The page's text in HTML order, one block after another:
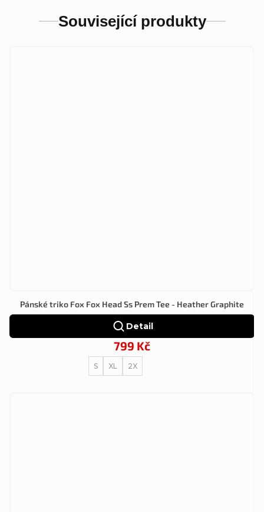
Související produkty
Pánské triko Fox Fox Head Ss Prem Tee - Heather Graphite
799 Kč
Detail
S XL 2X